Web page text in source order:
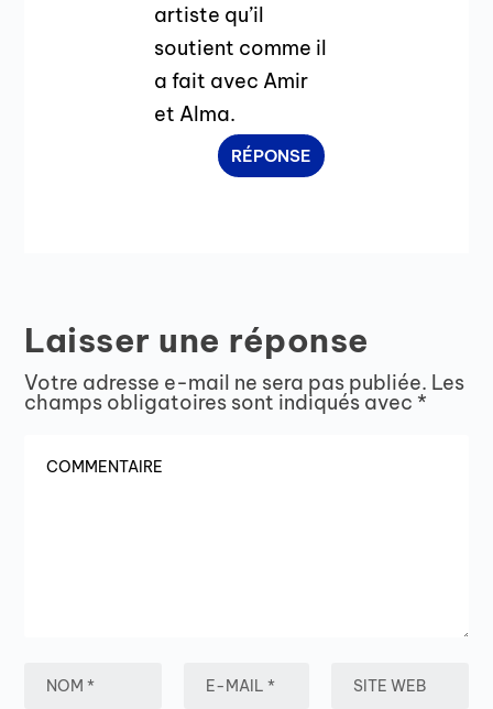
artiste qu’il
soutient comme il
a fait avec Amir
et Alma.
RÉPONSE
Laisser une réponse
Votre adresse e-mail ne sera pas publiée. Les
champs obligatoires sont indiqués avec *